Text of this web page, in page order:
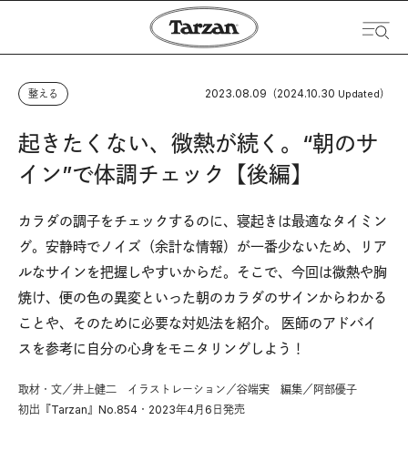
整える 2023.08.09 （2024.10.30 Updated）
起きたくない、微熱が続く。“朝のサ
イン”で体調チェック【後編】
カラダの調子をチェックするのに、寝起きは最適なタイミン
グ。安静時でノイズ（余計な情報）が一番少ないため、リア
ルなサインを把握しやすいからだ。そこで、今回は微熱や胸
焼け、便の色の異変といった朝のカラダのサインからわかる
ことや、そのために必要な対処法を紹介。 医師のアドバイ
スを参考に自分の心身をモニタリングしよう！
取材・文／井上健二 イラストレーション／谷端実 編集／阿部優子
初出『Tarzan』No.854・2023年4月6日発売